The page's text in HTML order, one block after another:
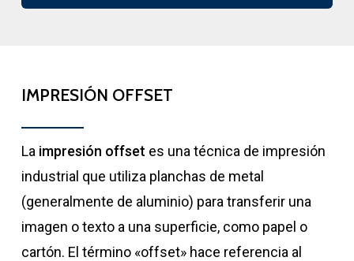
IMPRESIÓN OFFSET
La impresión offset es una técnica de impresión
industrial que utiliza planchas de metal
(generalmente de aluminio) para transferir una
imagen o texto a una superficie, como papel o
cartón. El término «offset» hace referencia al